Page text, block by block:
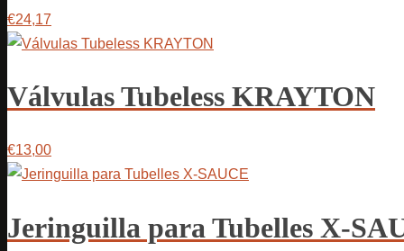
€24,17
Válvulas Tubeless KRAYTON
€13,00
Jeringuilla para Tubelles X-